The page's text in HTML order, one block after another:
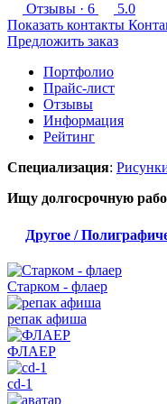
Отзывы · 6
5.0
Показать контакты
Предложить заказ
Портфолио
Прайс-лист
Отзывы
Информация
Рейтинг
Специализация:
Ищу долгосрочную
Другое /
Старком - флаер
репак афиша
ФЛАЕР
cd-1